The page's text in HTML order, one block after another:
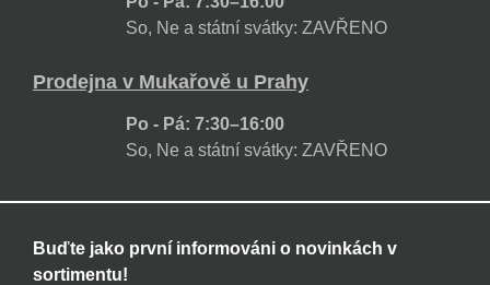
So, Ne a státní svátky: ZAVŘENO
Prodejna v Mukařově u Prahy
Po - Pá: 7:30–16:00
So, Ne a státní svátky: ZAVŘENO
Buďte jako první informováni o novinkách v
sortimentu!